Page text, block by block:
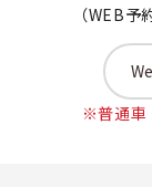
（WEB
※普通車